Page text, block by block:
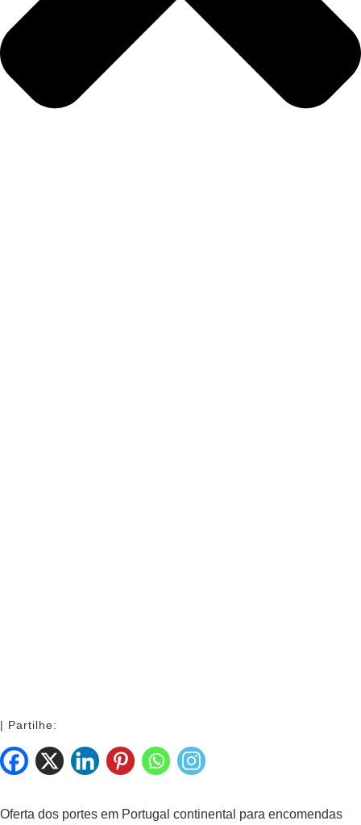
| Partilhe:
Oferta dos portes em Portugal continental para encomendas